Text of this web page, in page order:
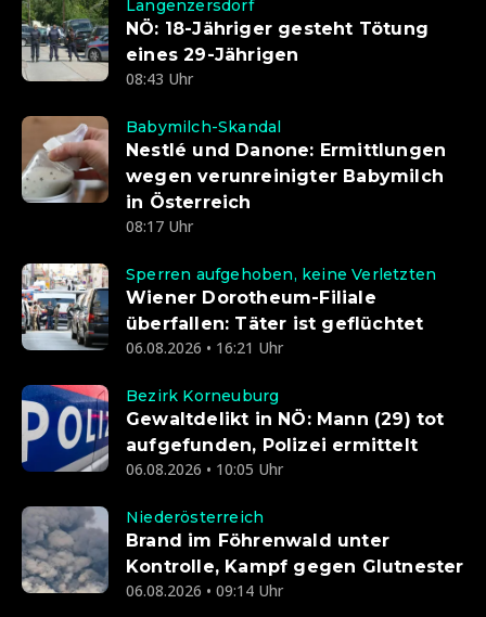
Langenzersdorf
NÖ: 18-Jähriger gesteht Tötung
eines 29-Jährigen
08:43 Uhr
Babymilch-Skandal
Nestlé und Danone: Ermittlungen
wegen verunreinigter Babymilch
in Österreich
08:17 Uhr
Sperren aufgehoben, keine Verletzten
Wiener Dorotheum-Filiale
überfallen: Täter ist geflüchtet
06.08.2026 • 16:21 Uhr
Bezirk Korneuburg
Gewaltdelikt in NÖ: Mann (29) tot
aufgefunden, Polizei ermittelt
06.08.2026 • 10:05 Uhr
Niederösterreich
Brand im Föhrenwald unter
Kontrolle, Kampf gegen Glutnester
06.08.2026 • 09:14 Uhr